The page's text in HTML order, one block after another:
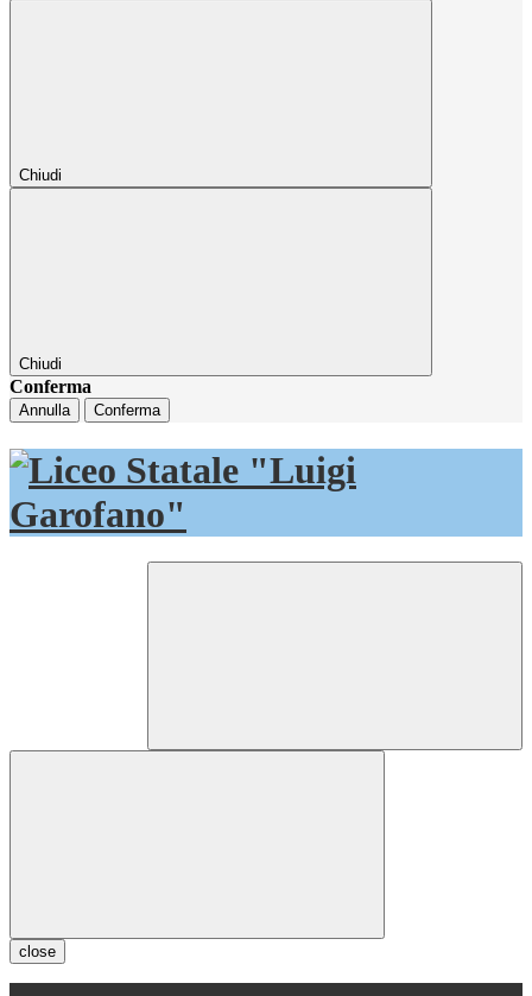
Chiudi
Chiudi
Conferma
Annulla Conferma
close